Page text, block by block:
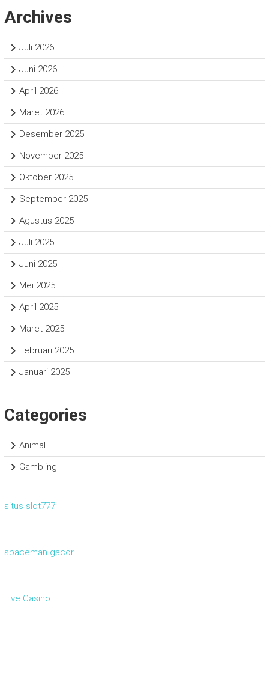
Archives
Juli 2026
Juni 2026
April 2026
Maret 2026
Desember 2025
November 2025
Oktober 2025
September 2025
Agustus 2025
Juli 2025
Juni 2025
Mei 2025
April 2025
Maret 2025
Februari 2025
Januari 2025
Categories
Animal
Gambling
situs slot777
spaceman gacor
Live Casino